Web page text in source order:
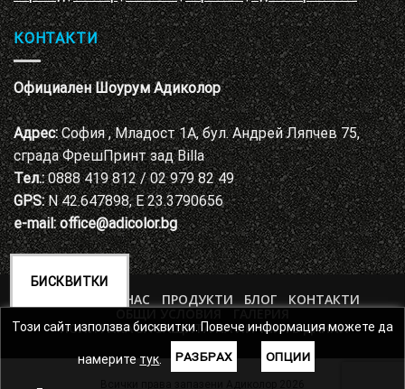
КОНТАКТИ
Официален Шоурум Адиколор
Адрес:София , Младост 1А, бул. Андрей Ляпчев 75,
сграда ФрешПринт зад Billa
Тел.:0888 419 812 / 02 979 82 49
GPS:N 42.647898, E 23.3790656
e-mail: office@adicolor.bg
ЗА НАС ПРОДУКТИ БЛОГ
КОНТАКТИ
ПОЛИТИКА ЗА ЗАЩИТА НА ЛИЧНИТЕ ДАННИ
БИСКВИТКИ
Този сайт използва бисквитки. Повече информация можете да
намерите тук. РАЗБРАХ ОПЦИИ